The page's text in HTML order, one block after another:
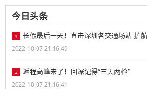
今日头条
1 长假最后一天！直击深圳各交通场站 护
2022-10-07 21:16:49
2 返程高峰来了！回深记得“三天两检”
2022-10-07 21:16:41